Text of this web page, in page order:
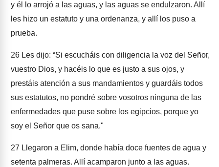
y él lo arrojó a las aguas, y las aguas se endulzaron. Allí
les hizo un estatuto y una ordenanza, y allí los puso a
prueba.
26 Les dijo: “Si escucháis con diligencia la voz del Señor,
vuestro Dios, y hacéis lo que es justo a sus ojos, y
prestáis atención a sus mandamientos y guardáis todos
sus estatutos, no pondré sobre vosotros ninguna de las
enfermedades que puse sobre los egipcios, porque yo
soy el Señor que os sana."
27 Llegaron a Elim, donde había doce fuentes de agua y
setenta palmeras. Allí acamparon junto a las aguas.